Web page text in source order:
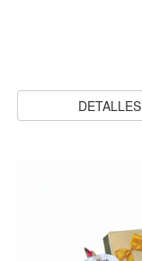
DETALLES